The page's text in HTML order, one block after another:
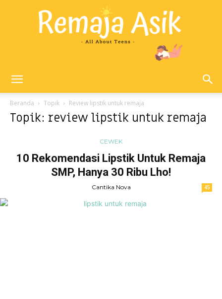
Beranda Topik Review lipstik untuk remaja
Topik: review lipstik untuk remaja
CEWEK
10 Rekomendasi Lipstik Untuk Remaja
SMP, Hanya 30 Ribu Lho!
Cantika Nova 45